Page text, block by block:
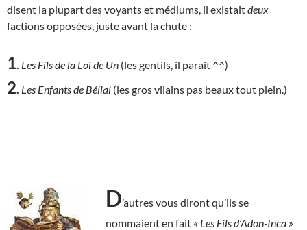
disent la plupart des voyants et médiums, il existaitdeux
factions opposées, juste avant la chute :
1 Les Fils de la Loi de Un (les gentils, il parait ^^)
2 Les Enfants de Bélial (les gros vilains pas beaux tout plein.)
D’autres vous diront qu’ils se
nommaient en fait « Les Fils d’Adon-Inca »